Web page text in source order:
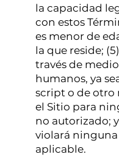
la capacidad
con estos
es menor de
la que reside;
través de
humanos, ya
script o de otro
el Sitio para
no autorizado;
violará
aplicable.